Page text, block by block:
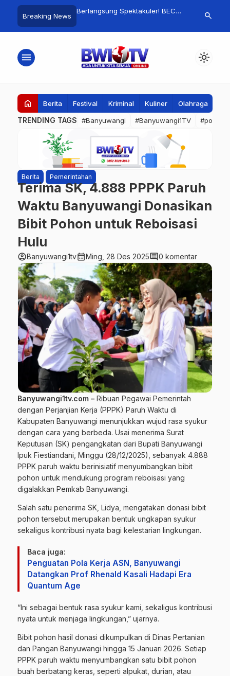
Breaking News
Puluhan Wisatawan
Meriahkan BEC
Berlangsung Spektakuler! BEC
Budaya, dan Fashion Berkelas
From Local
Lokal
search
menu light_mode
home Berita Festival Kriminal Kuliner Olahraga
TRENDING TAGS #Banyuwangi #Banyuwangi1TV
Berita Pemerintahan
Terima SK, 4.888 PPPK Paruh
Waktu Banyuwangi Donasikan
Bibit Pohon untuk Reboisasi
Hulu
account_circleBanyuwangi1tvcalendar_monthMing, 28 Des 2025comment0 komentar
Banyuwangi1tv.com – Ribuan Pegawai Pemerintah
dengan Perjanjian Kerja (PPPK) Paruh Waktu di
Kabupaten Banyuwangi menunjukkan wujud rasa syukur
dengan cara yang berbeda. Usai menerima Surat
Keputusan (SK) pengangkatan dari Bupati Banyuwangi
Ipuk Fiestiandani, Minggu (28/12/2025), sebanyak 4.888
PPPK paruh waktu berinisiatif menyumbangkan bibit
pohon untuk mendukung program reboisasi yang
digalakkan Pemkab Banyuwangi.
Salah satu penerima SK, Lidya, mengatakan donasi bibit
pohon tersebut merupakan bentuk ungkapan syukur
sekaligus kontribusi nyata bagi kelestarian lingkungan.
Baca juga:
Penguatan Pola Kerja ASN, Banyuwangi
Datangkan Prof Rhenald Kasali Hadapi Era
Quantum Age
“Ini sebagai bentuk rasa syukur kami, sekaligus kontribusi
nyata untuk menjaga lingkungan,” ujarnya.
Bibit pohon hasil donasi dikumpulkan di Dinas Pertanian
dan Pangan Banyuwangi hingga 15 Januari 2026. Setiap
PPPK paruh waktu menyumbangkan satu bibit pohon
buah berbatang keras, seperti alpukat, durian, atau